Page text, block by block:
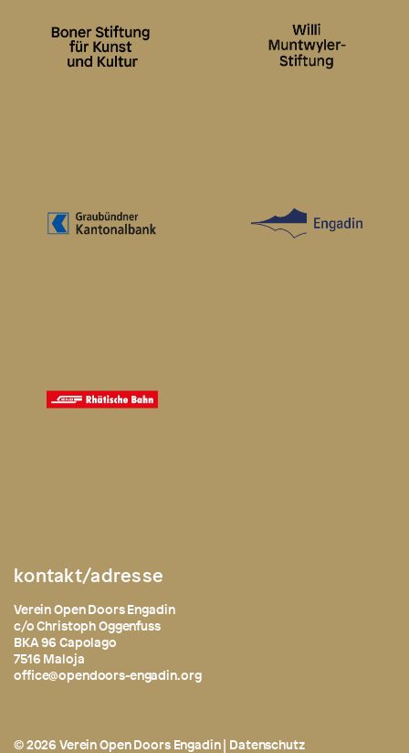
kontakt/adresse
Verein Open Doors Engadin
c/o Christoph Oggenfuss
BKA 96 Capolago
7516 Maloja
office@opendoors-engadin.org
© 2026 Verein Open Doors Engadin | Datenschutz